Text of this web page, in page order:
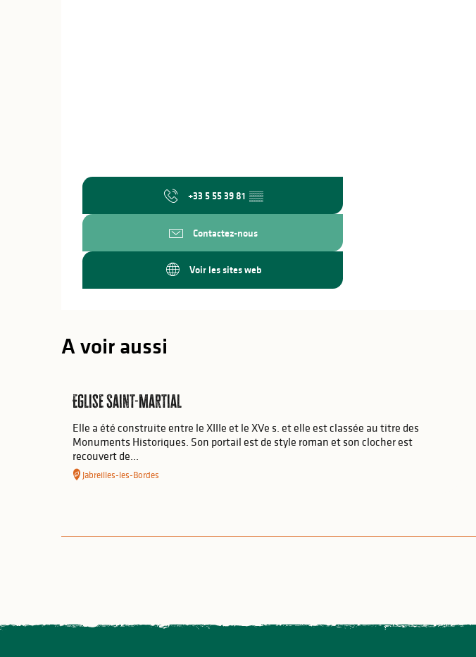
+33 5 55 39 81 ▒▒
Contactez-nous
Voir les sites web
A voir aussi
Eglise Saint-Martial
Elle a été construite entre le XIIIe et le XVe s. et elle est classée au titre des
Monuments Historiques. Son portail est de style roman et son clocher est
recouvert de...
Jabreilles-les-Bordes